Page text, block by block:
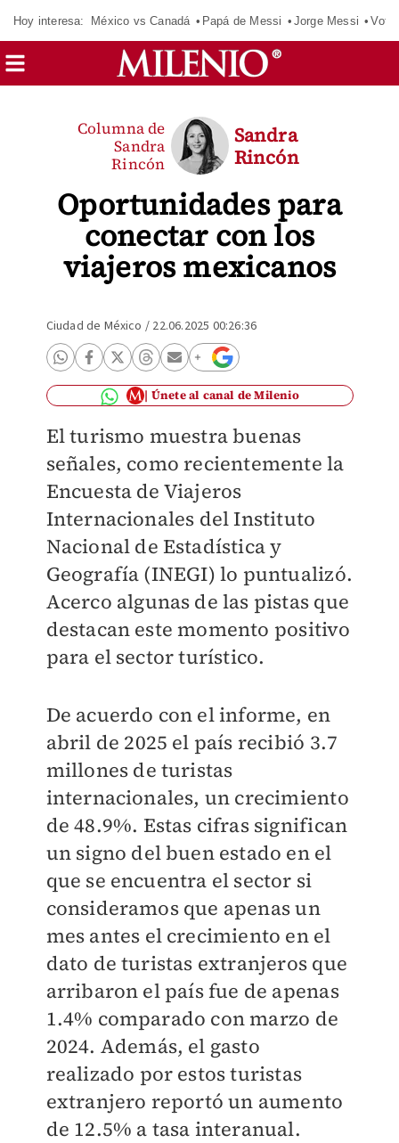
Hoy interesa: México vs Canadá Papá de Messi Jorge Messi
Oportunidades para
conectar con los
viajeros mexicanos
Columna de
Sandra
Rincón
Sandra
Rincón
Ciudad de México / 22.06.2025 00:26:36
Únete al canal de Milenio
El turismo muestra buenas
señales, como recientemente la
Encuesta de Viajeros
Internacionales del Instituto
Nacional de Estadística y
Geografía (INEGI) lo puntualizó.
Acerco algunas de las pistas que
destacan este momento positivo
para el sector turístico.
De acuerdo con el informe, en
abril de 2025 el país recibió 3.7
millones de turistas
internacionales, un crecimiento
de 48.9%. Estas cifras significan
un signo del buen estado en el
que se encuentra el sector si
consideramos que apenas un
mes antes el crecimiento en el
dato de turistas extranjeros que
arribaron el país fue de apenas
1.4% comparado con marzo de
2024. Además, el gasto
realizado por estos turistas
extranjero reportó un aumento
de 12.5% a tasa interanual.